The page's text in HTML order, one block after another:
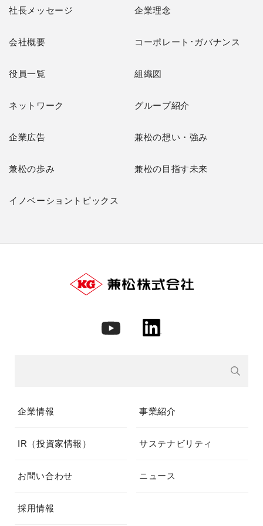
社長メッセージ 企業理念
会社概要 コーポレート･ガバナンス
役員一覧 組織図
ネットワーク グループ紹介
企業広告 兼松の想い・強み
兼松の歩み 兼松の目指す未来
イノベーショントピックス
企業情報 事業紹介
IR（投資家情報） サステナビリティ
お問い合わせ ニュース
採用情報